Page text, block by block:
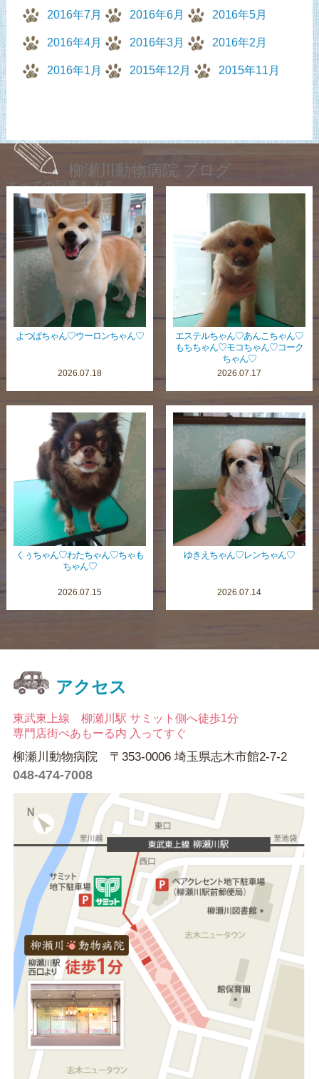
2016年7月 2016年6月 2016年5月
2016年4月 2016年3月 2016年2月
2016年1月 2015年12月 2015年11月
柳瀬川動物病院 ブログ
すべての記事をみる
よつばちゃん♡ウーロンちゃん♡
2026.07.18
エステルちゃん♡あんこちゃん♡
もちちゃん♡モコちゃん♡コーク
ちゃん♡
2026.07.17
くぅちゃん♡わたちゃん♡ちゃも
ちゃん♡
2026.07.15
ゆきえちゃん♡レンちゃん♡
2026.07.14
アクセス
東武東上線 柳瀬川駅 サミット側へ徒歩1分
専門店街ぺあもーる内 入ってすぐ
柳瀬川動物病院 〒353-0006 埼玉県志木市館2-7-2
048-474-7008